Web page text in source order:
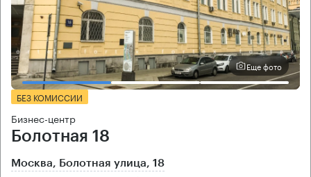
Еще фото
БЕЗ КОМИССИИ
Бизнес-центр
Болотная 18
Москва, Болотная улица, 18